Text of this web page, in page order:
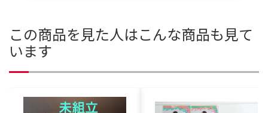
この商品を見た人はこんな商品も見て
います